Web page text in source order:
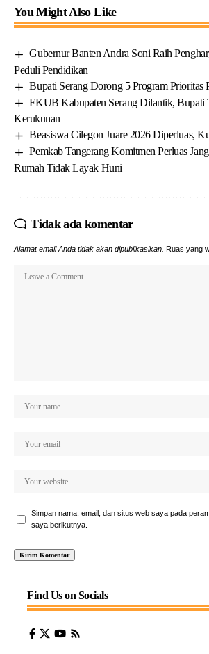
You Might Also Like
Gubernur Banten Andra Soni Raih
Peduli Pendidikan
Bupati Serang Dorong 5 Program Prioritas
FKUB Kabupaten Serang Dilantik, Bupati
Kerukunan
Beasiswa Cilegon Juare 2026 Diperluas,
Pemkab Tangerang Komitmen Perluas
Rumah Tidak Layak Huni
Tidak ada komentar
Alamat email Anda tidak akan dipublikasikan. Ruas yang
Simpan nama, email, dan situs web saya pada
saya berikutnya.
Find Us on Socials